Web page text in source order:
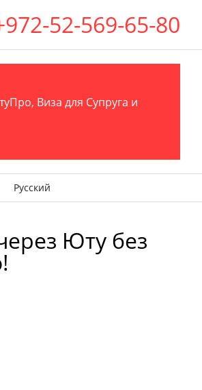
52-569-65-80
Виза для Супруга и
Русский
Юту без